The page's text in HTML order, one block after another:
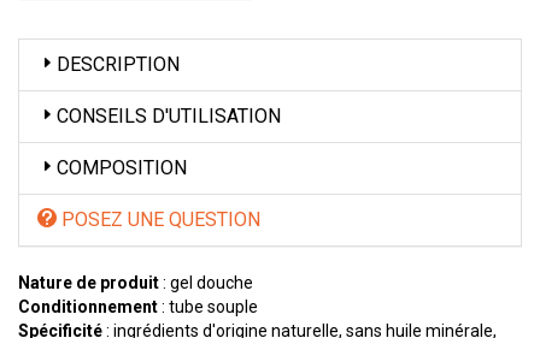
DESCRIPTION
CONSEILS D'UTILISATION
COMPOSITION
POSEZ UNE QUESTION
Nature de produit: gel douche
Conditionnement: tube souple
Spécificité: ingrédients d'origine naturelle, sans huile minérale,